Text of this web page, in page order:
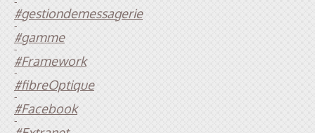
#gestiondemessagerie
-
#gamme
-
#Framework
-
#fibreOptique
-
#Facebook
-